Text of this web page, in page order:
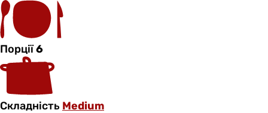
Порції6
Складність Medium